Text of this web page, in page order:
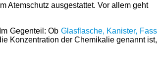
Atemschutz ausgestattet. Vor allem geht
Gegenteil: Ob Glasflasche, Kanister, Fass
Konzentration der Chemikalie genannt ist,